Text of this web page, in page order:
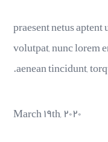
praesent netus
volutpat, nunc lorem
aenean tincidunt,
March ۱۹th, ۲۰۲۰